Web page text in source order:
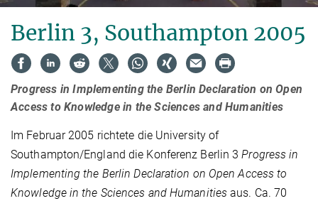
Berlin 3, Southampton 2005
Progress in Implementing the Berlin Declaration on Open
Access to Knowledge in the Sciences and Humanities
Im Februar 2005 richtete die University of
Southampton/England die Konferenz Berlin 3Progress in
Implementing the Berlin Declaration on Open Access to
Knowledge in the Sciences and Humanities aus. Ca. 70